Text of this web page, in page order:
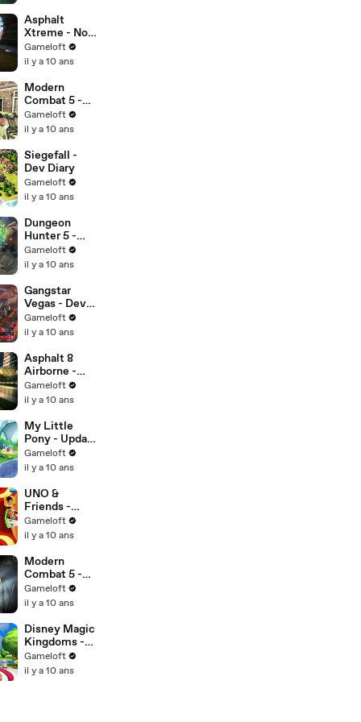
Asphalt
Xtreme - Now
Available on
iOS, Android
Platforms!
Gameloft
il y a 10 ans
Modern
Combat 5 -
Dev Diary
Gameloft
il y a 10 ans
Siegefall -
Dev Diary
Gameloft
il y a 10 ans
Dungeon
Hunter 5 -
Dev Diary
Gameloft
il y a 10 ans
Gangstar
Vegas - Dev
Diary Part
Gameloft
il y a 10 ans
Asphalt 8
Airborne -
Dev Diary
Gameloft
il y a 10 ans
My Little
Pony - Update
21 Official
Trailer - The
Empire!
Gameloft
il y a 10 ans
UNO &
Friends -
Ghostbusters
Update Trailer
Gameloft
il y a 10 ans
Modern
Combat 5 -
The Sapper
Cinematic
Gameloft
il y a 10 ans
Disney Magic
Kingdoms -
The
Halloween
Gameloft
il y a 10 ans